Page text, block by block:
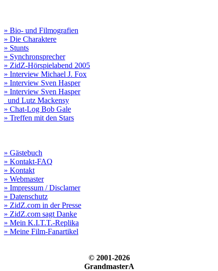
» Bio- und Filmografien
» Die Charaktere
» Stunts
» Synchronsprecher
» ZidZ-Hörspielabend 2005
» Interview Michael J. Fox
» Interview Sven Hasper
» Interview Sven Hasper
und Lutz Mackensy
» Chat-Log Bob Gale
» Treffen mit den Stars
» Gästebuch
» Kontakt-FAQ
» Kontakt
» Webmaster
» Impressum / Disclamer
» Datenschutz
» ZidZ.com in der Presse
» ZidZ.com sagt Danke
» Mein K.I.T.T.-Replika
» Meine Film-Fanartikel
© 2001-2026
GrandmasterA